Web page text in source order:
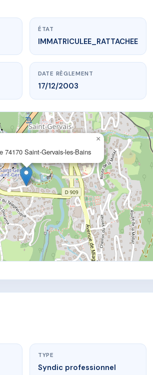
les-Bains
ÉTAT
IMMATRICULEE_RATTACHEE
DATE RÈGLEMENT
17/12/2003
74170 Saint-Gervais-les-Bains
×
TYPE
Syndic professionnel